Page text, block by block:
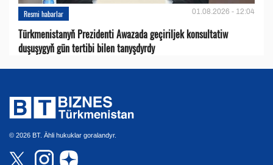
Resmi habarlar 01.08.2026 - 12:04
Türkmenistanyň Prezidenti Awazada geçiriljek konsultatiw
duşuşygyň gün tertibi bilen tanyşdyrdy
© 2026 BT. Ähli hukuklar goralandyr.